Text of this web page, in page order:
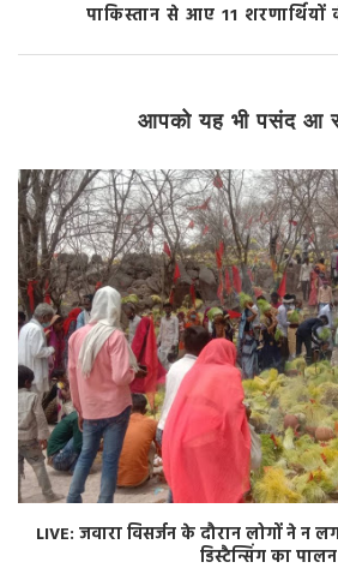
पाकिस्तान से आए 11
आपको यह भी पसंद आ
LIVE: जवारा विसर्जन के दौरान लोगों ने
डिस्टैन्सिंग का पालन